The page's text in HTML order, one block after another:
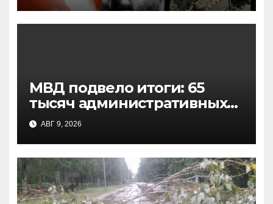
МВД подвело итоги: 65
тысяч административных
протоколов за полгода,
половина — за наркотики
АВГ 9, 2026